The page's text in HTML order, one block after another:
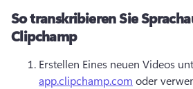
So transkribieren Sie
Clipchamp
Erstellen Eines neuen Videos
app.clipchamp.com oder